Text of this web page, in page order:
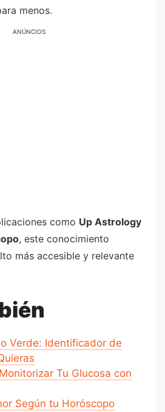
menos.
ANÚNCIOS
como Up Astrology
, este conocimiento
más accesible y relevante
Verde: Identificador de
Tu Glucosa con
Según tu Horóscopo